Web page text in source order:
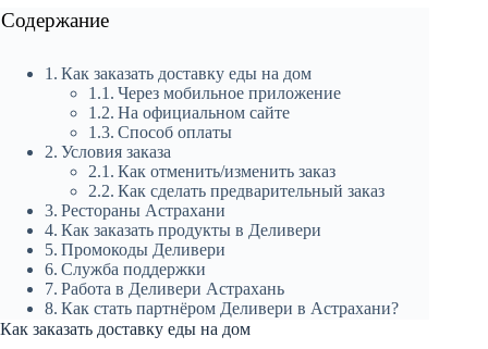
Содержание
Как заказать доставку еды на дом
Через мобильное приложение
На официальном сайте
Способ оплаты
Условия заказа
Как отменить/изменить заказ
Как сделать предварительный заказ
Рестораны Астрахани
Как заказать продукты в Деливери
Промокоды Деливери
Служба поддержки
Работа в Деливери Астрахань
Как стать партнёром Деливери в Астрахани?
Как заказать доставку еды на дом